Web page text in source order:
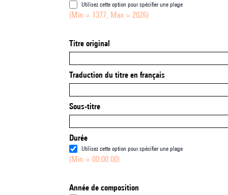
Utilisez cette option pour spécifier une plage
(Min = 1377, Max = 2026)
Titre original
Traduction du titre en français
Sous-titre
Durée
Utilisez cette option pour spécifier une plage
(Min = 00:00:00)
Année de composition